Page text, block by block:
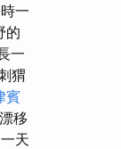
一
的
一
猬
賓
移
天